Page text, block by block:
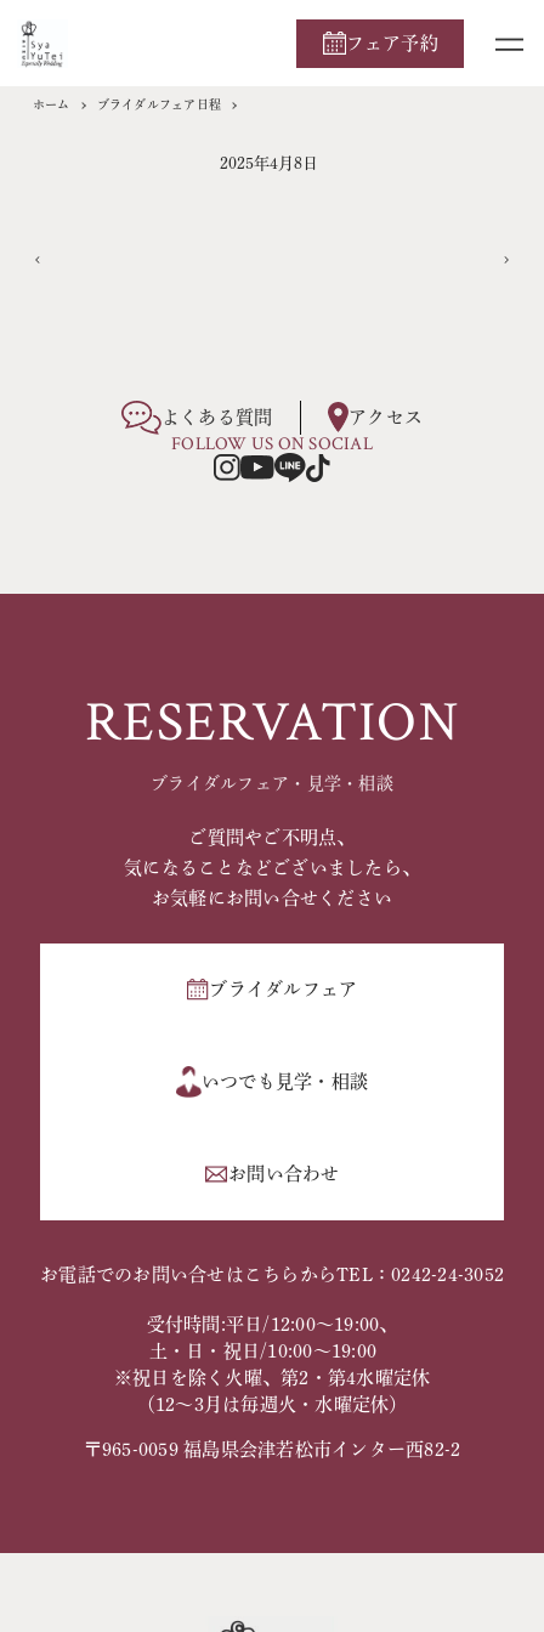
フェア予約
ホーム ブライダルフェア日程
2025年4月8日
よくある質問 アクセス
FOLLOW US ON SOCIAL
RESERVATION
ブライダルフェア・見学・相談
ご質問やご不明点、
気になることなどございましたら、
お気軽にお問い合せください
ブライダルフェア
いつでも見学・相談
お問い合わせ
お電話でのお問い合せはこちらからTEL：0242-24-3052
受付時間:平日/12:00～19:00、
土・日・祝日/10:00～19:00
※祝日を除く火曜、第2・第4水曜定休
（12～3月は毎週火・水曜定休）
〒965-0059 福島県会津若松市インター西82-2